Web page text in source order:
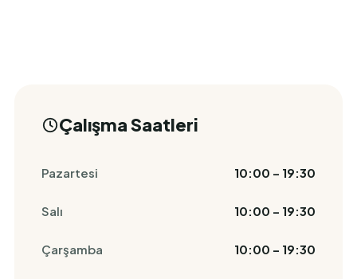
Çalışma Saatleri
Pazartesi 10:00 – 19:30
Salı 10:00 – 19:30
Çarşamba 10:00 – 19:30